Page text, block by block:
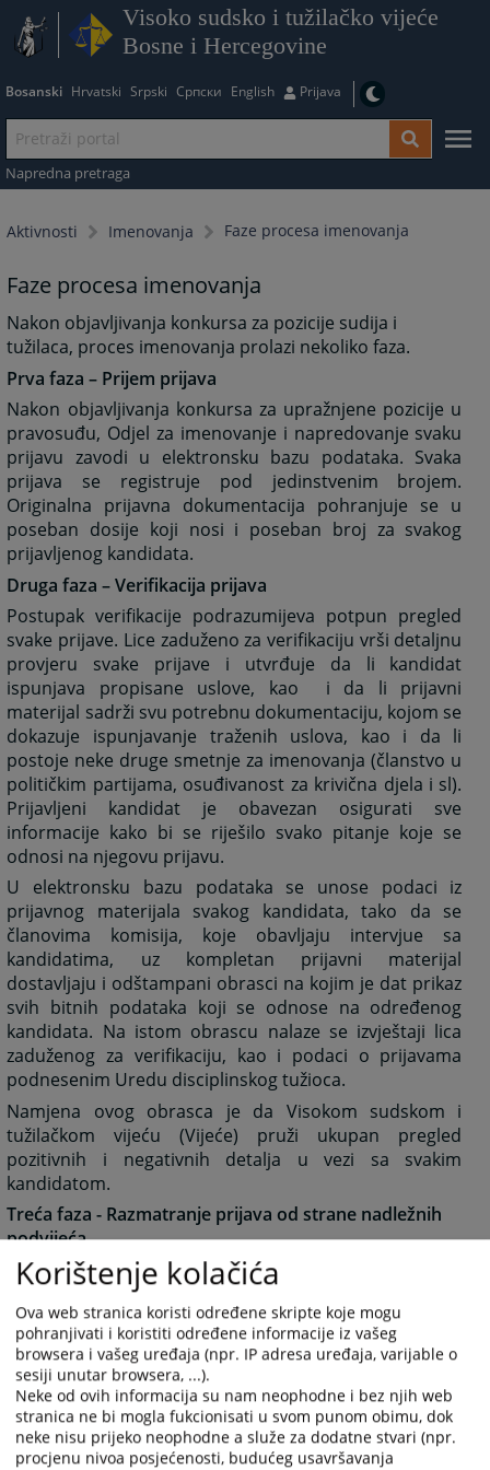
Visoko sudsko i tužilačko vijeće
Bosne i Hercegovine
Bosanski Hrvatski Srpski Српски English Prijava
Napredna pretraga
Aktivnosti Imenovanja Faze procesa imenovanja
Faze procesa imenovanja
Nakon objavljivanja konkursa za pozicije sudija i
tužilaca, proces imenovanja prolazi nekoliko faza.
Prva faza – Prijem prijava
Nakon objavljivanja konkursa za upražnjene pozicije u
pravosuđu, Odjel za imenovanje i napredovanje svaku
prijavu zavodi u elektronsku bazu podataka. Svaka
prijava se registruje pod jedinstvenim brojem.
Originalna prijavna dokumentacija pohranjuje se u
poseban dosije koji nosi i poseban broj za svakog
prijavljenog kandidata.
Druga faza – Verifikacija prijava
Postupak verifikacije podrazumijeva potpun pregled
svake prijave. Lice zaduženo za verifikaciju vrši detaljnu
provjeru svake prijave i utvrđuje da li kandidat
ispunjava propisane uslove, kao i da li prijavni
materijal sadrži svu potrebnu dokumentaciju, kojom se
dokazuje ispunjavanje traženih uslova, kao i da li
postoje neke druge smetnje za imenovanja (članstvo u
političkim partijama, osuđivanost za krivična djela i sl).
Prijavljeni kandidat je obavezan osigurati sve
informacije kako bi se riješilo svako pitanje koje se
odnosi na njegovu prijavu.
U elektronsku bazu podataka se unose podaci iz
prijavnog materijala svakog kandidata, tako da se
članovima komisija, koje obavljaju intervjue sa
kandidatima, uz kompletan prijavni materijal
dostavljaju i odštampani obrasci na kojim je dat prikaz
svih bitnih podataka koji se odnose na određenog
kandidata. Na istom obrascu nalaze se izvještaji lica
zaduženog za verifikaciju, kao i podaci o prijavama
podnesenim Uredu disciplinskog tužioca.
Namjena ovog obrasca je da Visokom sudskom i
tužilačkom vijeću (Vijeće) pruži ukupan pregled
pozitivnih i negativnih detalja u vezi sa svakim
kandidatom.
Treća faza - Razmatranje prijava od strane nadležnih
podvijeća
Nadležno podvijeće za predlaganje kandidata,
sastavljeno od članova Vijeća, od Odjela za imenovanja
dobija listu sa imenima svih kandidata koji su se
prijavili za određenu poziciju. Pored imena prijavljenih
kandidata, na listi se nalaze i osnovni podaci o
kandidatima, relevantnim za provođenje dalje
procedure. Podvijeće vrši selekciju kandidata i odlučuje
koje kandidate treba pozvati na kvalifikaciono i
pismeno testiranje, a koje kandidate treba direktno
Korištenje kolačića
Ova web stranica koristi određene skripte koje mogu
pohranjivati i koristiti određene informacije iz vašeg
browsera i vašeg uređaja (npr. IP adresa uređaja, varijable o
sesiji unutar browsera, ...).
Neke od ovih informacija su nam neophodne i bez njih web
stranica ne bi mogla fukcionisati u svom punom obimu, dok
neke nisu prijeko neophodne a služe za dodatne stvari (npr.
procjenu nivoa posjećenosti, budućeg usavršavanja